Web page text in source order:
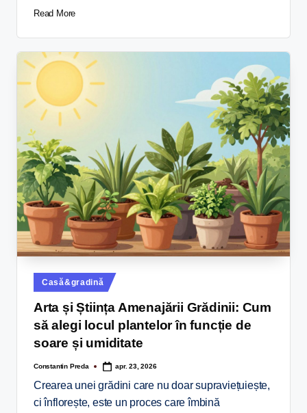
Read More
Casă&gradină
Arta și Știința Amenajării Grădinii: Cum
să alegi locul plantelor în funcție de
soare și umiditate
Constantin Preda apr. 23, 2026
Crearea unei grădini care nu doar supraviețuiește,
ci înflorește, este un proces care îmbină